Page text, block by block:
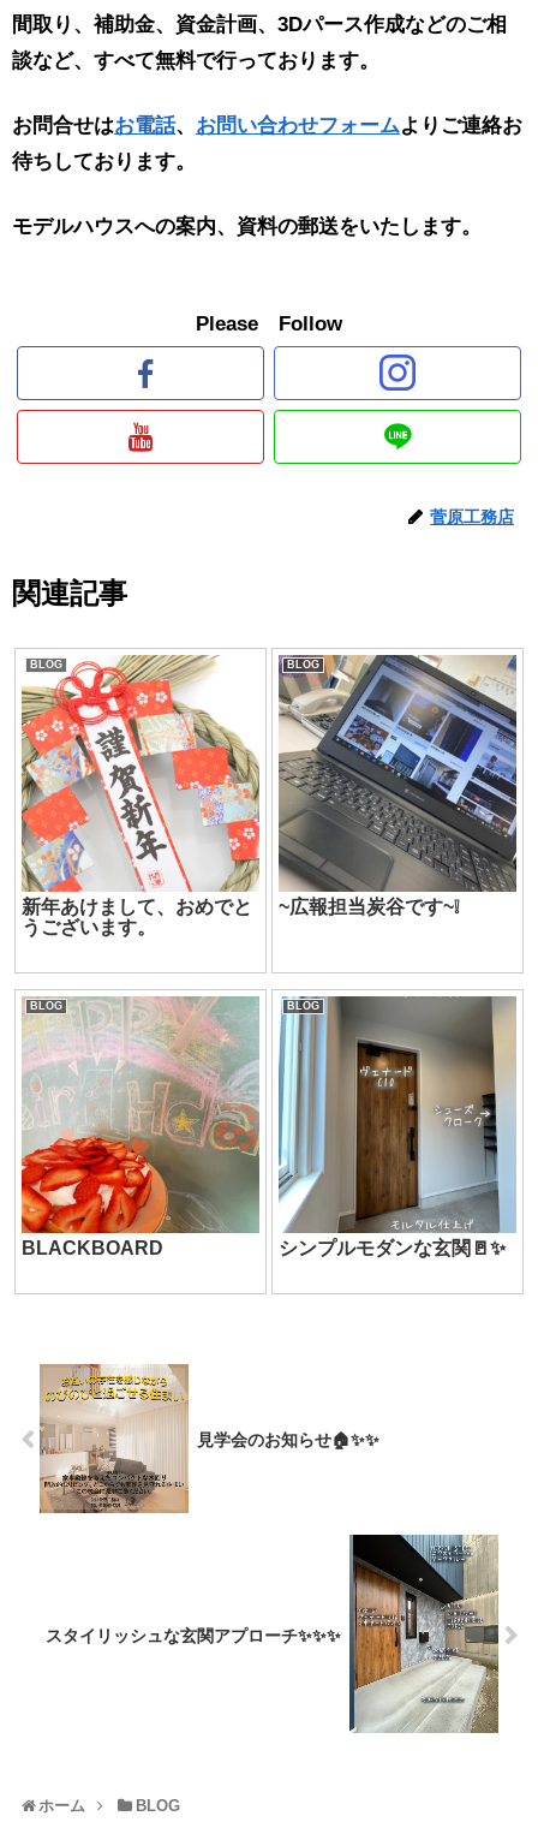
間取り、補助金、資金計画、3Dパース作成などのご相
談など、すべて無料で行っております。
お問合せはお電話、 お問い合わせフォームよりご連絡お
待ちしております。
モデルハウスへの案内、資料の郵送をいたします。
Please Follow
菅原工務店
関連記事
BLOG
新年あけまして、おめでと
うございます。
BLOG
~広報担当炭谷です~❕
BLOG
BLACKBOARD
BLOG
シンプルモダンな玄関🚪✨
見学会のお知らせ🏠✨✨
スタイリッシュな玄関アプローチ✨✨✨
ホーム BLOG